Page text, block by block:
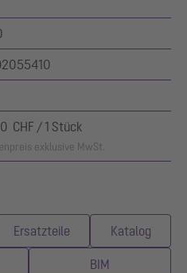
CHF / 1 Stück
exklusive MwSt.
Ersatzteile Katalog
BIM